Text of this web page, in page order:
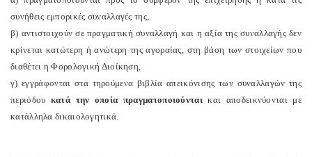
συνήθεις εμπορικές συναλλαγές της,
β) αντιστοιχούν σε πραγματική συναλλαγή και η αξία της συναλλαγής δεν
κρίνεται κατώτερη ή ανώτερη της αγοραίας, στη βάση των στοιχείων που
διαθέτει η Φορολογική Διοίκηση,
γ) εγγράφονται στα τηρούμενα βιβλία απεικόνισης των συναλλαγών της
περιόδου κατά την οποία πραγματοποιούνταικαι αποδεικνύονται με
κατάλληλα δικαιολογητικά.